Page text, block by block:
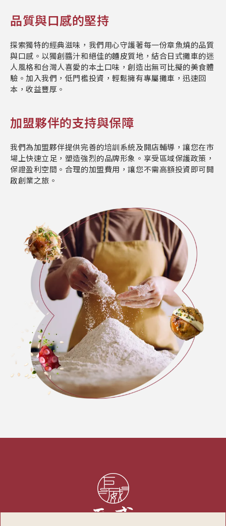
品質與口感的堅持
探索獨特的經典滋味，我們用心守護著每一份章魚燒的品質
與口感。以獨創醬汁和絕佳的麵皮質地，結合日式攤車的迷
人風格和台灣人喜愛的本土口味，創造出無可比擬的美食體
驗。加入我們，低門檻投資，輕鬆擁有專屬攤車，迅速回
本，收益豐厚。
加盟夥伴的支持與保障
我們為加盟夥伴提供完善的培訓系統及開店輔導，讓您在市
場上快速立足，塑造強烈的品牌形象。享受區域保護政策，
保證盈利空間。合理的加盟費用，讓您不需高額投資即可開
啟創業之旅。